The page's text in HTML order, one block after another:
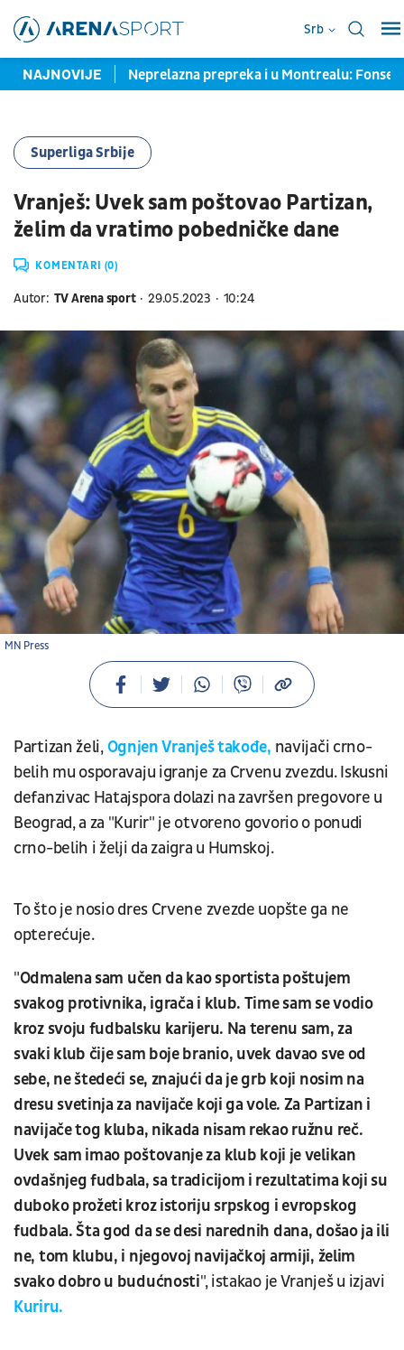
Srb
NAJNOVIJE
"hajde da..." Neprelazna prepreka i u Montrealu:
Superliga Srbije
Vranješ: Uvek sam poštovao Partizan,
želim da vratimo pobedničke dane
KOMENTARI (0)
Autor: TV Arena sport 29.05.2023 10:24
MN Press
Partizan želi,Ognjen Vranješ takođe, navijači crno-
belih mu osporavaju igranje za Crvenu zvezdu. Iskusni
defanzivac Hatajspora dolazi na završen pregovore u
Beograd, a za "Kurir" je otvoreno govorio o ponudi
crno-belih i želji da zaigra u Humskoj.
To što je nosio dres Crvene zvezde uopšte ga ne
opterećuje.
"Odmalena sam učen da kao sportista poštujem
svakog protivnika, igrača i klub. Time sam se vodio
kroz svoju fudbalsku karijeru. Na terenu sam, za
svaki klub čije sam boje branio, uvek davao sve od
sebe, ne štedeći se, znajući da je grb koji nosim na
dresu svetinja za navijače koji ga vole. Za Partizan i
navijače tog kluba, nikada nisam rekao ružnu reč.
Uvek sam imao poštovanje za klub koji je velikan
ovdašnjeg fudbala, sa tradicijom i rezultatima koji su
duboko prožeti kroz istoriju srpskog i evropskog
fudbala. Šta god da se desi narednih dana, došao ja ili
ne, tom klubu, i njegovoj navijačkoj armiji, želim
svako dobro u budućnosti", istakao je Vranješ u izjavi
Kuriru.